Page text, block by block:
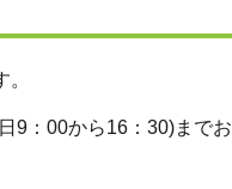
：00から16：30)までお